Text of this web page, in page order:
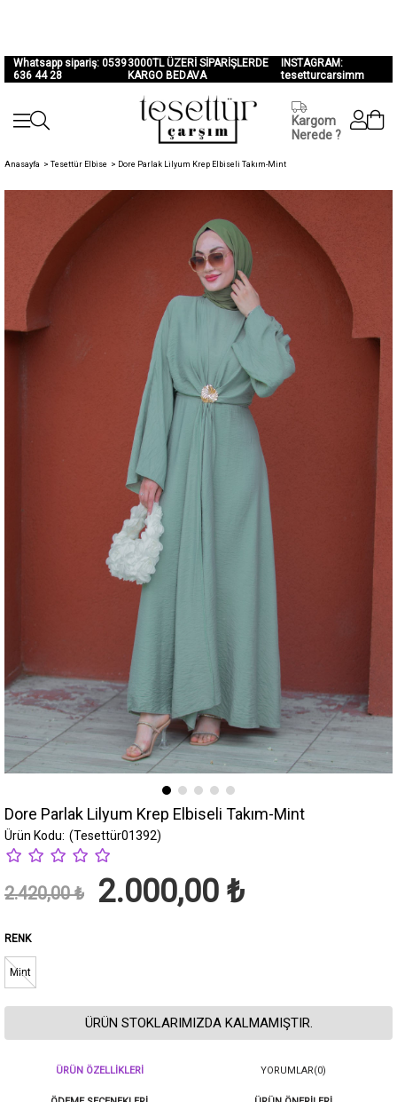
Whatsapp sipariş: 0539
636 44 28
3000TL ÜZERİ SİPARİŞLERDE
KARGO BEDAVA
INSTAGRAM:
tesetturcarsimm
Kargom
Nerede ?
Anasayfa > Tesettür Elbise > Dore Parlak Lilyum Krep Elbiseli Takım-Mint
Dore Parlak Lilyum Krep Elbiseli Takım-Mint
(Tesettür01392)
2.420,00 ₺ 2.000,00 ₺
RENK
Mint
ÜRÜN STOKLARIMIZDA KALMAMIŞTIR.
ÜRÜN ÖZELLIKLERI YORUMLAR(0)